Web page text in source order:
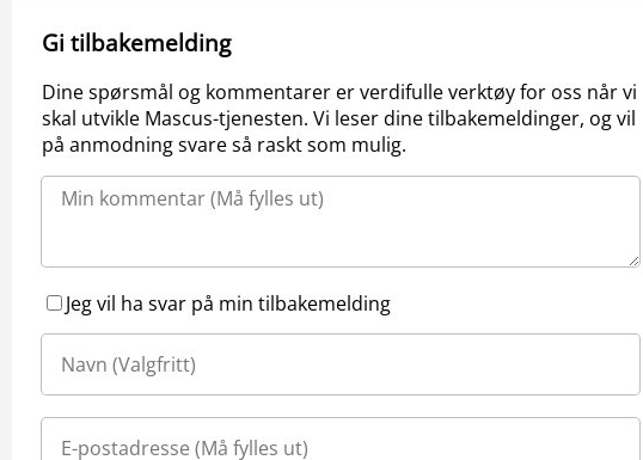
Gi tilbakemelding
Dine spørsmål og kommentarer er verdifulle verktøy for oss når vi
skal utvikle Mascus-tjenesten. Vi leser dine tilbakemeldinger, og vil
på anmodning svare så raskt som mulig.
Jeg vil ha svar på min tilbakemelding